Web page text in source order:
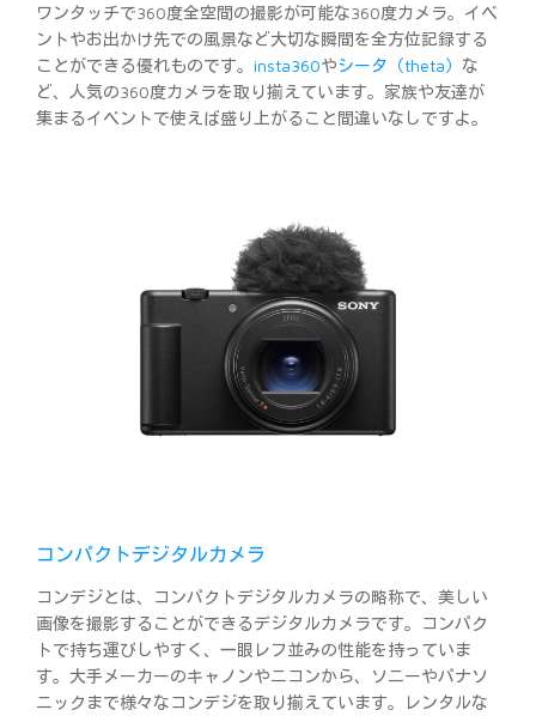
ワンタッチで360度全空間の撮影が可能な360度カメラ。イベ
ントやお出かけ先での風景など大切な瞬間を全方位記録する
ことができる優れものです。 insta360やシータ（theta） な
ど、人気の360度カメラを取り揃えています。家族や友達が
集まるイベントで使えば盛り上がること間違いなしですよ。
コンパクトデジタルカメラ
コンデジとは、コンパクトデジタルカメラの略称で、美しい
画像を撮影することができるデジタルカメラです。コンパク
トで持ち運びしやすく、一眼レフ並みの性能を持っていま
す。大手メーカーのキャノンやニコンから、ソニーやパナソ
ニックまで様々なコンデジを取り揃えています。レンタルな